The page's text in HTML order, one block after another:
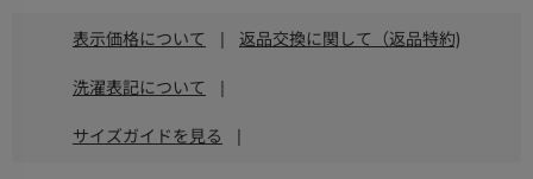
表示価格について | 返品交換に関して（返品特約)
洗濯表記について |
サイズガイドを見る |